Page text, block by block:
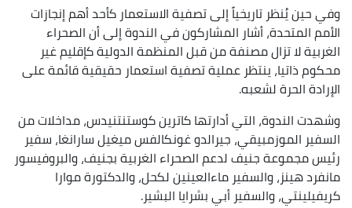
وفي حين يُنظر تاريخياً إلى تصفية الاستعمار كأحد أهم إنجازات
الأمم المتحدة، أشار المشاركون في الندوة إلى أن الصحراء
الغربية لا تزال مصنفة من قبل المنظمة الدولية كإقليم غير
محكوم ذاتيا، ينتظر عملية تصفية استعمار حقيقية قائمة على
الإرادة الحرة لشعبه.
وشهدت الندوة، التي أدارتها كاترين كوستنتنيدس، مداخلات من
السفير الموزمبيقي، جيرالدو غونكالفس ميغيل سارانغا، سفير
رئيس مجموعة جنيف لدعم الصحراء الغربية بجنيف، والبروفيسور
مانفرد هينز، والسفير ماءالعينين لكحل، والدكتورة موارا
كريفيلينتي، والسفير أبي بشرايا البشير.